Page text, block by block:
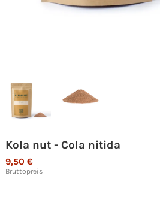
Kola nut - Cola nitida
9,50 €
Bruttopreis